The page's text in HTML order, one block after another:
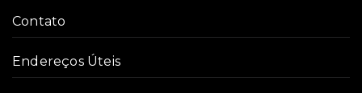
Contato
Endereços Úteis